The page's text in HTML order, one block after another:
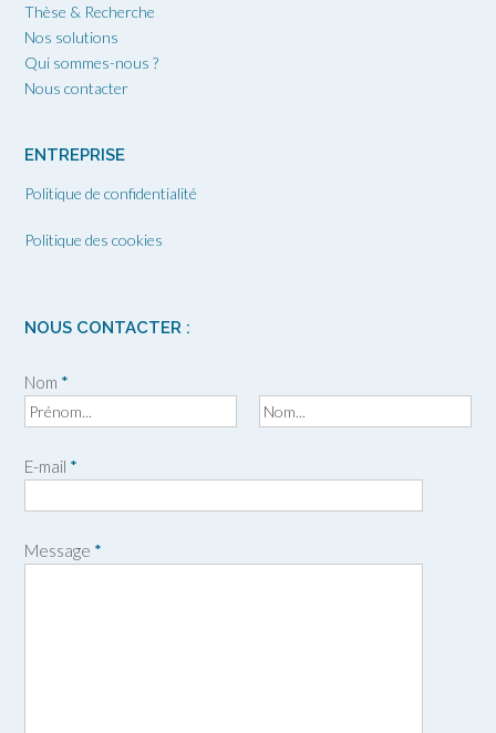
Thèse & Recherche
Nos solutions
Qui sommes-nous ?
Nous contacter
ENTREPRISE
Politique de confidentialité
Politique des cookies
NOUS CONTACTER :
Nom *
é
E-mail *
Message *